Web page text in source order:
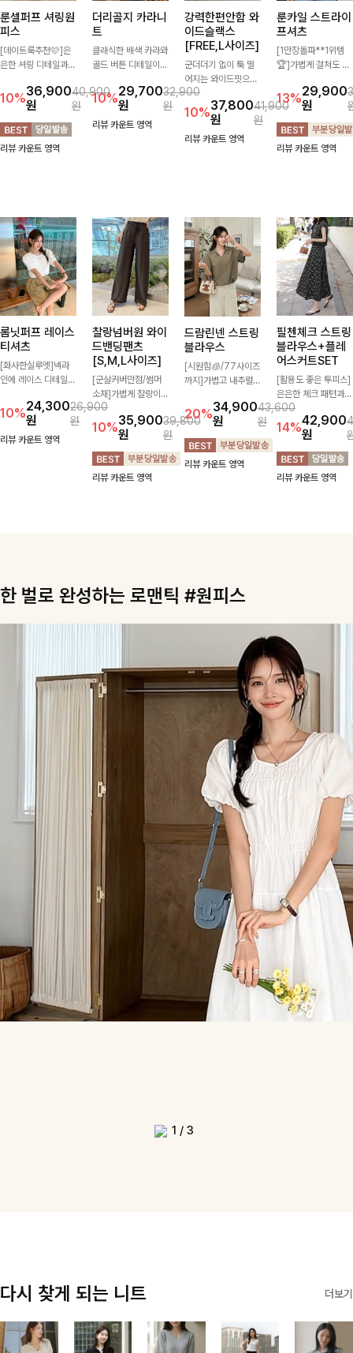
룬셀퍼프 셔링원
피스
[데이트룩추천🩷]은
은한 셔링 디테일과
사랑스러운 무드를 완
성해주는 원피스🤍
허리 스모크 밴딩이
슬림한 실루엣을 연출
해주며, 자연스럽게
10%36,900
원
40,900
원
리뷰 카운트 영역
더리골지 카라니
트
클래식한 배색 카라와
골드 버튼 디테일이
주는 니트입니다. 세
로 골지 짜임이 슬림
한 실루엣을 연출해
10%29,700
원
32,900
원
리뷰 카운트 영역
강력한편안함 와
이드슬랙스
[FREE,L사이즈]
군더더기 없이 툭 떨
어지는 와이드핏으로
세련된 실루엣을 완성
해주는 슬랙스입니다.
깔끔한 디자인과 롱한
기장감으로 다리가 길
10%37,800
원
41,900
원
리뷰 카운트 영역
룬카일 스트라이
프셔츠
[1만장돌파**1위템
🏆]가볍게 걸쳐도 살
감, 여름에 딱 맞는 코
튼 셔츠❤️ 여유 있는
핏과 스트라이프 패
턴, 자연스러운 실루
엣으로 데일리 코디에
13%29,900
원
리뷰 카운트 영역
롬닛퍼프 레이스
티셔츠
[화사한실루엣]넥라
인에 레이스 디테일로
더했으며 풍성한 퍼프
소매로 군살을 숨겨주
는 동시에 러블리한
10%24,300
원
26,900
원
리뷰 카운트 영역
찰랑넘버원 와이
드밴딩팬츠
[S,M,L사이즈]
[군살커버만점/썸머
소재]가볍게 찰랑이는
원단과 여유로운 와이
드 핏으로 하루 종일
편안하게 착용하실 수
있는 팬츠입니다 🖤
✨ 허리 전체 밴딩과
스트링 디테일로 안정
10%35,900
원
39,800
원
리뷰 카운트 영역
드람린넨 스트링
블라우스
[시원함🧊/77사이즈
까지]가볍고 내추럴한
라우스로, 답답함 없
는 슬릿 카라 디자인
이 얼굴선을 더욱 시
원하게 연출해드립니
다 🤍🌿
20%34,900
원
43,600
원
리뷰 카운트 영역
필첸체크 스트링
블라우스+플레
어스커트SET
[활용도 좋은 투피스]
은은한 체크 패턴과
허리 스트링 디테일이
어우러진 투피스 세트
입니다. 여유로운 상
의와 풍성하게 퍼지는
롱스커트가 자연스러
운 체형 커버는 물론,
14%42,900
원
리뷰 카운트 영역
한 벌로 완성하는 로맨틱 #원피스
1 / 3
다시 찾게 되는 니트 더보기